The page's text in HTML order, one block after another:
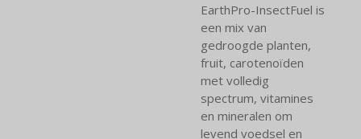
EarthPro-InsectFuel is
een mix van
gedroogde planten,
fruit, carotenoïden
met volledig
spectrum, vitamines
en mineralen om
levend voedsel en